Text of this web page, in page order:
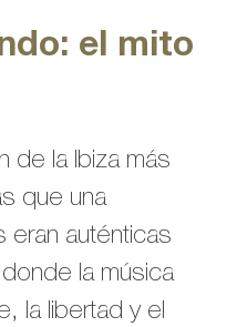
el mito
de la Ibiza más
que una
auténticas
la música
la libertad y el